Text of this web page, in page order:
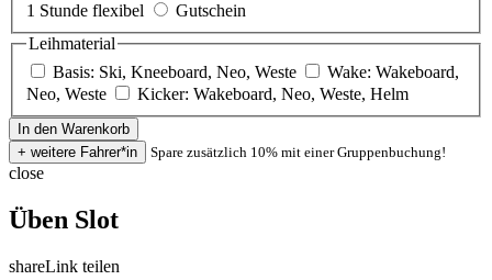
1 Stunde flexibel
Gutschein
Leihmaterial
Basis: Ski, Kneeboard, Neo, Weste
Wake: Wakeboard,
Neo, Weste
Kicker: Wakeboard, Neo, Weste, Helm
Spare zusätzlich 10% mit einer Gruppenbuchung!
close
Üben Slot
shareLink teilen